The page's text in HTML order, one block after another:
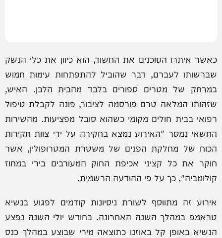
כאשר איתרו הסוכנים את החשוד, הוא כיוון את כלי הנשק
שברשותו לעברם, דבר שהוביל להתפתחות עימות חמוש
במרחק של מטרים ספורים בלבד מהבית הלבן. האיש,
שזהותו המלאה טרם פורסמה לציבור, פונה לקבלת טיפול
רפואי בבית חולים מקומי כשהוא סובל מפציעות. מהשירות
החשאי נמסר "האירוע נמצא בחקירה על ידי צוות חקירות
הכוח של מחלקת הפנים של משטרת המטרופולין, אשר
חוקר את כל קציני אכיפת החוק המעורבים בירי במחוז
קולומביה", כך על פי ההודעה הרשמית.
אירוע זה מתווסף לשורת ניסיונות קודמים לפגוע בנשיא
טראמפ במהלך השנה האחרונה. בחודש יולי השנה נפצע
הנשיא באופן קל באוזנו כתוצאה מירי שבוצע במהלך כנס